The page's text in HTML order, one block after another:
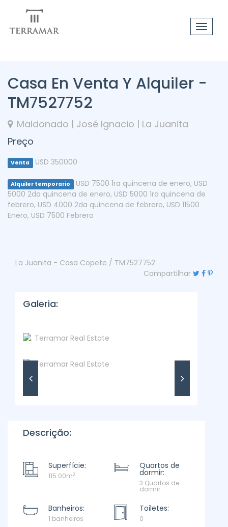
Toggle
Casa En Venta Y Alquiler -
TM7527752
Maldonado | José Ignacio | La Juanita
Preço
Venta USD 350000
Alquiler temporario USD 7500 1ra quincena de enero, USD
5000 2da quincena de enero, USD 5000 1ra quincena de
febrero, USD 4000 2da quincena de febrero, USD 11500
Enero, USD 7500 Febrero
La Juanita - Casa Copete / TM7527752
Compartilhar
Galeria:
Descrição:
Superfície:
115.00m2
Quartos de
dormir:
3 Quartos de
dormir
Banheiros:
1 banheiros
Toiletes:
0